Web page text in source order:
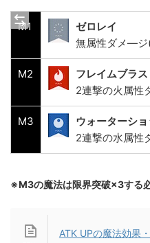
M1
ゼロレイ
無属性ダメ―ジ(
M2
フレイムブラ
2連撃の火属性
M3
ウォーターシ
2連撃の水属性
※M3の魔法は限界突破×3する
ATK UPの魔法効果